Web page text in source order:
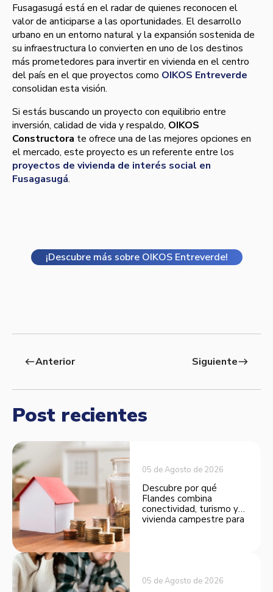
Fusagasugá está en el radar de quienes reconocen el
valor de anticiparse a las oportunidades. El desarrollo
urbano en un entorno natural y la expansión sostenida de
su infraestructura lo convierten en uno de los destinos
más prometedores para invertir en vivienda en el centro
del país en el que proyectos como OIKOS Entreverde
consolidan esta visión.
Si estás buscando un proyecto con equilibrio entre
inversión, calidad de vida y respaldo, OIKOS
Constructora te ofrece una de las mejores opciones en
el mercado, este proyecto es un referente entre los
proyectos de vivienda de interés social en
Fusagasugá.
¡Descubre más sobre OIKOS Entreverde!
westAnterior Siguienteeast
Post recientes
05 de Agosto de 2026
Descubre por qué
Flandes combina
conectividad, turismo y
vivienda campestre para
05 de Agosto de 2026